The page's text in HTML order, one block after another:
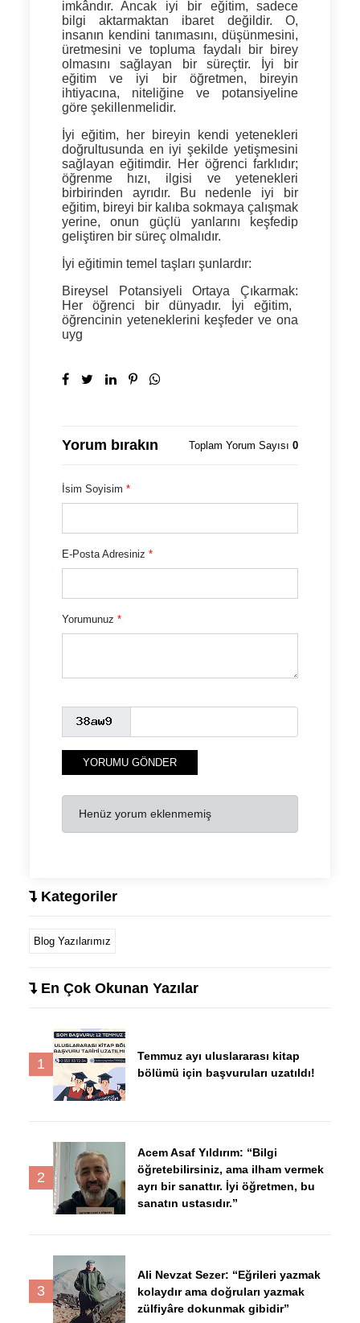
imkândır. Ancak iyi bir eğitim, sadece
bilgi aktarmaktan ibaret değildir. O,
insanın kendini tanımasını, düşünmesini,
üretmesini ve topluma faydalı bir birey
olmasını sağlayan bir süreçtir.
İyi bir
eğitim ve iyi bir öğretmen, bireyin
ihtiyacına, niteliğine ve potansiyeline
göre şekillenmelidir.
İyi eğitim, her bireyin kendi yetenekleri
doğrultusunda en iyi şekilde yetişmesini
sağlayan eğitimdir. Her öğrenci farklıdır;
öğrenme hızı, ilgisi ve yetenekleri
birbirinden ayrıdır.
Bu nedenle iyi bir
eğitim, bireyi bir kalıba sokmaya çalışmak
yerine, onun güçlü yanlarını keşfedip
geliştiren bir süreç olmalıdır.
İyi eğitimin temel taşları şunlardır:
Bireysel Potansiyeli Ortaya Çıkarmak:
Her öğrenci bir dünyadır. İyi eğitim,
öğrencinin yeteneklerini keşfeder ve ona
uyg
Yorum bırakın Toplam Yorum Sayısı0
İsim Soyisim *
E-Posta Adresiniz *
Yorumunuz *
YORUMU GÖNDER
Henüz yorum eklenmemiş
Kategoriler
Blog Yazılarımız
En Çok Okunan Yazılar
1
Temmuz ayı uluslararası kitap
bölümü için başvuruları uzatıldı!
2
Acem Asaf Yıldırım: “Bilgi
öğretebilirsiniz, ama ilham vermek
ayrı bir sanattır. İyi öğretmen, bu
sanatın ustasıdır.”
3
Ali Nevzat Sezer: “Eğrileri yazmak
kolaydır ama doğruları yazmak
zülfiyâre dokunmak gibidir”